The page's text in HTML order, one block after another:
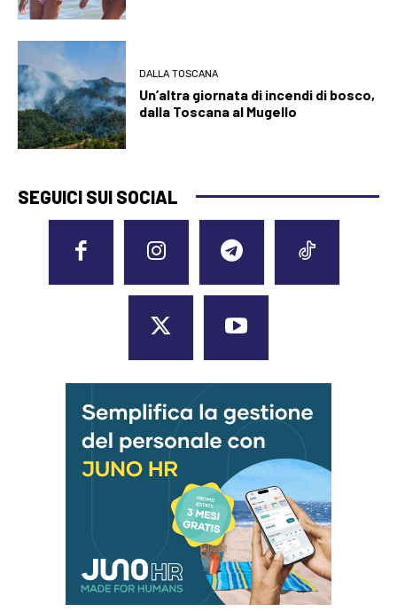
DALLA TOSCANA
Un’altra giornata di incendi di bosco,
dalla Toscana al Mugello
SEGUICI SUI SOCIAL